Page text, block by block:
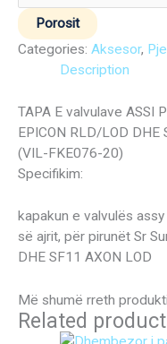
Porosit
Categories: Aksesor,
Description
TAPA E valvulave ASSI
EPICON RLD/LOD DHE
(VIL-FKE076-20)
Specifikim:
kapakun e valvulës
së ajrit, për pirunët Sr
DHE SF11 AXON LOD
Më shumë rreth
Related